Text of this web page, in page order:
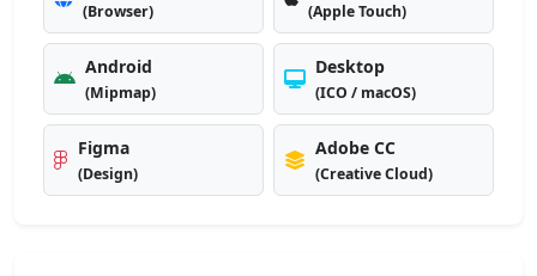
(Browser) (Apple Touch)
Android
(Mipmap)
Desktop
(ICO / macOS)
Figma
(Design)
Adobe CC
(Creative Cloud)